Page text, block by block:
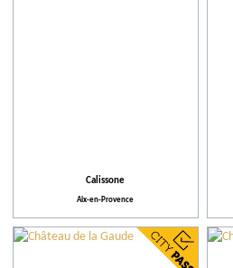
Calissone
Aix-en-Provence